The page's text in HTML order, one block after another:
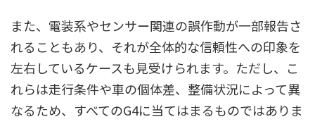
また、電装系やセンサー関連の誤作動が一部報告さ
れることもあり、それが全体的な信頼性への印象を
左右しているケースも見受けられます。ただし、こ
れらは走行条件や車の個体差、整備状況によって異
なるため、すべてのG4に当てはまるものではありま